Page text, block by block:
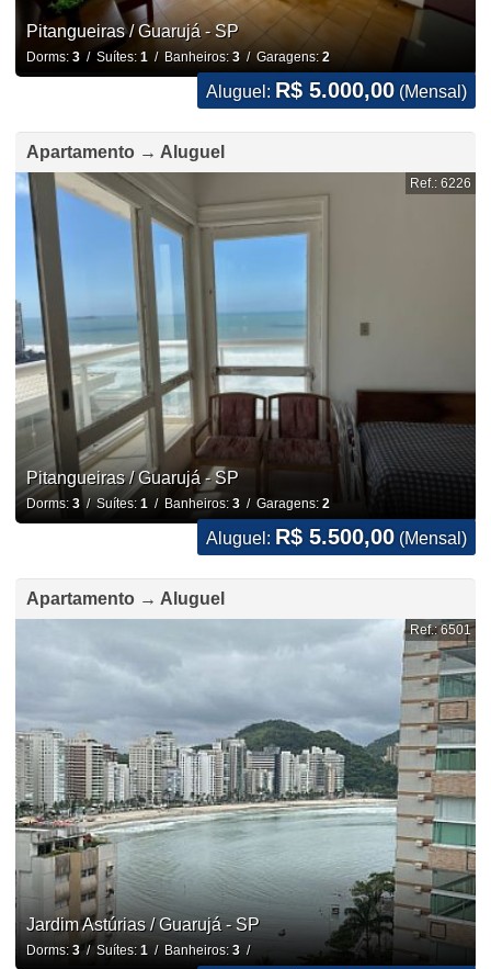
Pitangueiras / Guarujá - SP
Dorms: 3/ Suítes: 1/ Banheiros: 3/ Garagens: 2
Aluguel: R$ 5.000,00 (Mensal)
Apartamento → Aluguel
Ref.: 6226
Pitangueiras / Guarujá - SP
Dorms: 3/ Suítes: 1/ Banheiros: 3/ Garagens: 2
Aluguel: R$ 5.500,00 (Mensal)
Apartamento → Aluguel
Ref.: 6501
Jardim Astúrias / Guarujá - SP
Dorms: 3/ Suítes: 1 / Banheiros: 3/